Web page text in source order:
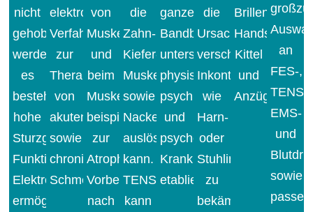
nicht
gehoben
werden,
es
besteht
hohe
Sturzgefahr.
Funktionelle
Elektrostimulation
ermöglicht
elektromedizinisches
Verfahren
zur
Therapie
von
akuten
sowie
chronischen
Schmerzen.
von
Muskelschmerzen
und
beim
Muskelaufbau,
beispielsweise
zur
Atrophie-
Vorbeugung
nach
die
Zahn-,
Kiefer-,
Muskel-
sowie
Nackenschmerzen
auslösen
kann.
TENS
kann
ganze
Bandbreite
unterschiedlicher
physischer,
psychischer
und
psychosomatischer
Krankheitsbilder
etabliert.
die
Ursache
verschiedener
Inkontinenzen
wie
Harn-
oder
Stuhlinkontinenz
zu
bekämpfen.
Brillen,
Handschuhe,
Kittel
und
Anzüge.
an
FES-,
TENS-,
EMS-
und
sowie